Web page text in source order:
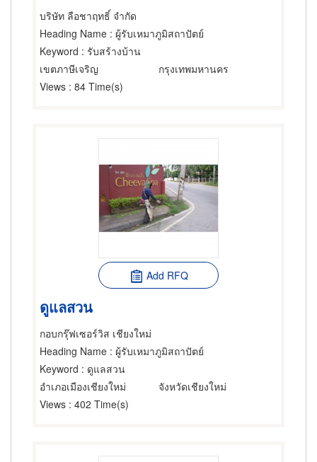
บริษัท ลือชาฤทธิ์ จำกัด
Heading Name : ผู้รับเหมาภูมิสถาปัตย์
Keyword : รับสร้างบ้าน
เขตภาษีเจริญ
กรุงเทพมหานคร
Views : 84 Time(s)
Add RFQ
ดูแลสวน
กอบกรุ๊ฟเซอร์วิส เชียงใหม่
Heading Name : ผู้รับเหมาภูมิสถาปัตย์
Keyword : ดูแลสวน
อำเภอเมืองเชียงใหม่
จังหวัดเชียงใหม่
Views : 402 Time(s)